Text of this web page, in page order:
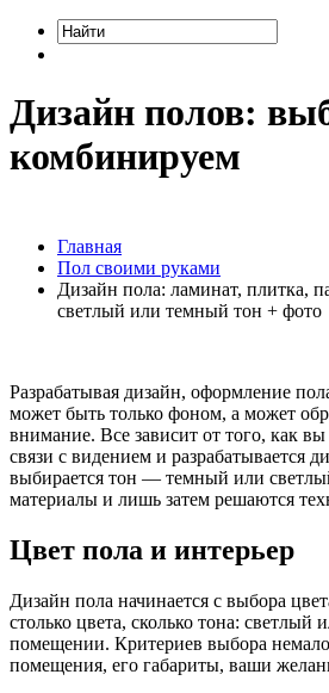
Дизайн полов:
комбинируем
Главная
Пол своими руками
Дизайн пола: ламинат, плитка,
светлый или темный тон + фото
Разрабатывая дизайн, оформление
может быть только фоном, а может
внимание. Все зависит от того, как
связи с видением и разрабатывается
выбирается тон — темный или
материалы и лишь затем решаются
Цвет пола и интерьер
Дизайн пола начинается с выбора
столько цвета, сколько тона: светлый
помещении. Критериев выбора
помещения, его габариты, ваши